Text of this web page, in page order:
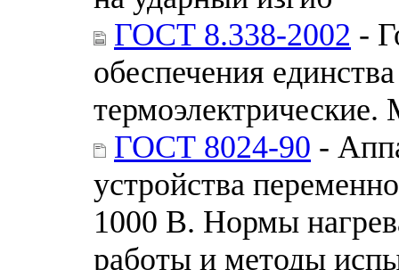
ГОСТ 8.338-2002 -
обеспечения
термоэлектрические.
ГОСТ 8024-90 -
устройства
1000 В. Нормы
работы и методы